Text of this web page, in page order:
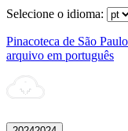
Selecione o idioma:
Pinacoteca de São
arquivo em português